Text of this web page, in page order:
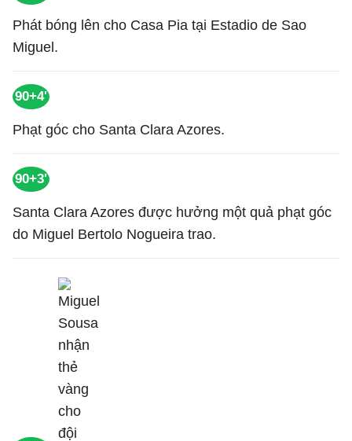
Phát bóng lên cho Casa Pia tại Estadio de Sao
Miguel.
90+4'
Phạt góc cho Santa Clara Azores.
90+3'
Santa Clara Azores được hưởng một quả phạt góc
do Miguel Bertolo Nogueira trao.